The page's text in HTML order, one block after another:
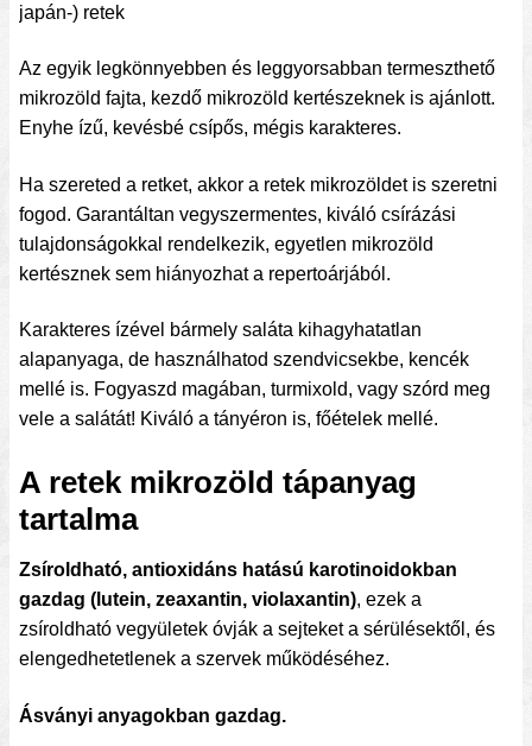
japán-) retek
Az egyik legkönnyebben és leggyorsabban termeszthető
mikrozöld fajta, kezdő mikrozöld kertészeknek is ajánlott.
Enyhe ízű, kevésbé csípős, mégis karakteres.
Ha szereted a retket, akkor a retek mikrozöldet is szeretni
fogod. Garantáltan vegyszermentes, kiváló csírázási
tulajdonságokkal rendelkezik, egyetlen mikrozöld
kertésznek sem hiányozhat a repertoárjából.
Karakteres ízével bármely saláta kihagyhatatlan
alapanyaga, de használhatod szendvicsekbe, kencék
mellé is. Fogyaszd magában, turmixold, vagy szórd meg
vele a salátát! Kiváló a tányéron is, főételek mellé.
A retek mikrozöld tápanyag
tartalma
Zsíroldható, antioxidáns hatású karotinoidokban
gazdag (lutein, zeaxantin, violaxantin), ezek a
zsíroldható vegyületek óvják a sejteket a sérülésektől, és
elengedhetetlenek a szervek működéséhez.
Ásványi anyagokban gazdag.